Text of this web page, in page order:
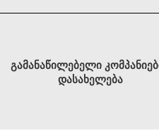
გამანაწილებელი
დასახელება